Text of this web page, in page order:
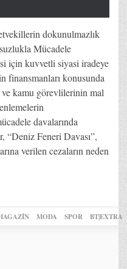
dokunulmazlık
Mücadele
için kuvvetli siyasi iradeye
finansmanları konusunda
kamu görevlilerinin mal
davalarında
“Deniz Feneri Davası”,
verilen cezaların neden
MODA SPOR BT|EXTRA